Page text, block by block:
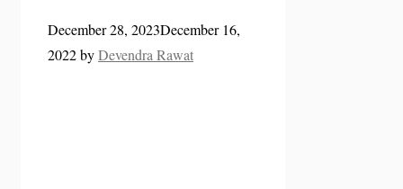
December 28, 2023December 16,
2022byDevendra Rawat